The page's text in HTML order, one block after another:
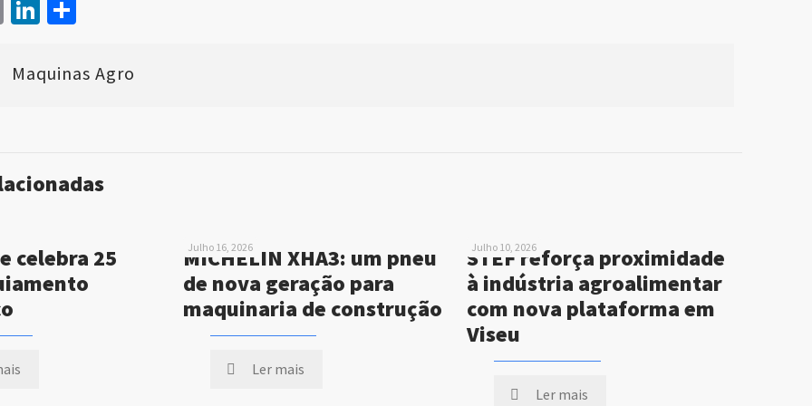
EmailLinkedIn
Maquinas Agro
celebra 25
Julho 16, 2026
MICHELIN XHA3: um pneu
de nova geração para
maquinaria de construção
Ler mais
Julho 10, 2026
STEF reforça proximidade
à indústria agroalimentar
com nova plataforma em
Viseu
Ler mais